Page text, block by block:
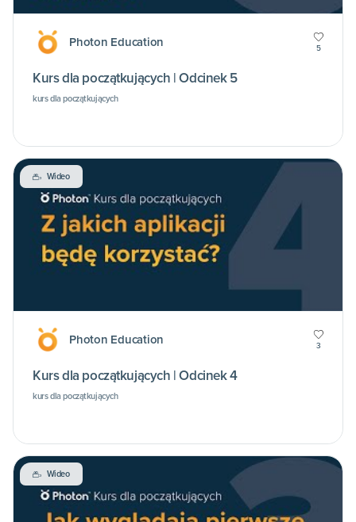
Photon Education 5
Kurs dla początkujących | Odcinek 5
kurs dla początkujących
Wideo
Photon Education 3
Kurs dla początkujących | Odcinek 4
kurs dla początkujących
Wideo